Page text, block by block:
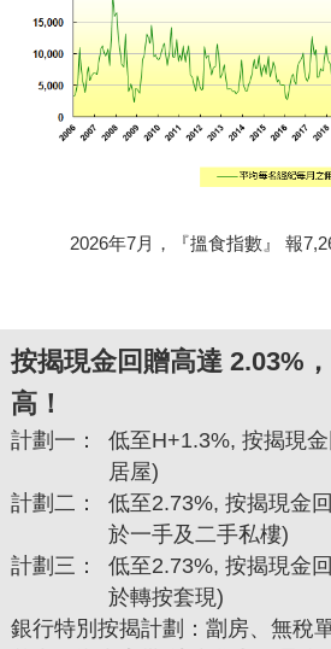
2026年7月，『搵食指數』 報
按揭現金回贈高達 2.03%
高！
計劃一：
低至H+1.3%, 按揭現
居屋)
計劃二：
低至2.73%, 按揭現金
於一手及二手私樓)
計劃三：
低至2.73%, 按揭現金
於轉按套現)
銀行特別按揭計劃：劏房、無稅